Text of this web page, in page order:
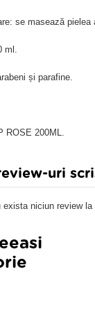
se masează
ml.
și parafine.
ROSE 200ML.
uri
exista niciun review